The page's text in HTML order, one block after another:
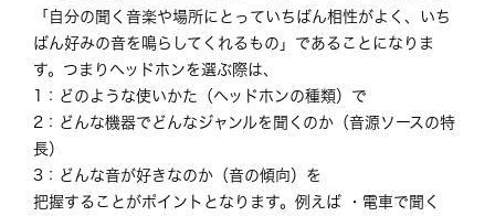
「自分の聞く音楽や場所にとっていちばん相性がよく、いち
ばん好みの音を鳴らしてくれるもの」であることになりま
す。つまりヘッドホンを選ぶ際は、
1：どのような使いかた（ヘッドホンの種類）で
2：どんな機器でどんなジャンルを聞くのか（音源ソースの特
長）
3：どんな音が好きなのか（音の傾向）を
把握することがポイントとなります。例えば ・電車で聞く